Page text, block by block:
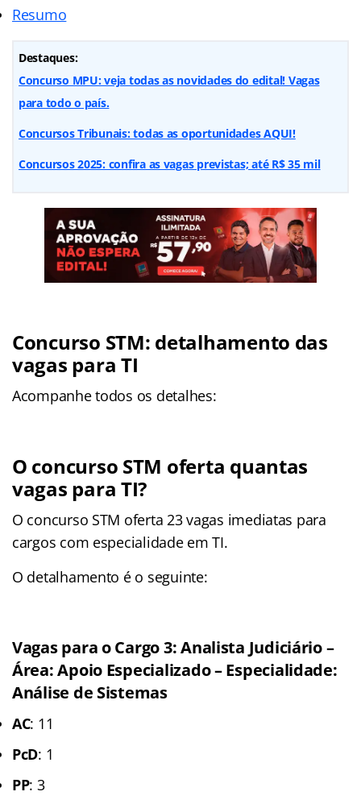
Resumo
Destaques:
Concurso MPU: veja todas as novidades do edital! Vagas
para todo o país.
Concursos Tribunais: todas as oportunidades AQUI!
Concursos 2025: confira as vagas previstas; até R$ 35 mil
Concurso STM: detalhamento das
vagas para TI
Acompanhe todos os detalhes:
O concurso STM oferta quantas
vagas para TI?
O concurso STM oferta 23 vagas imediatas para
cargos com especialidade em TI.
O detalhamento é o seguinte:
Vagas para o Cargo 3: Analista Judiciário –
Área: Apoio Especializado – Especialidade:
Análise de Sistemas
AC: 11
PcD: 1
PP: 3